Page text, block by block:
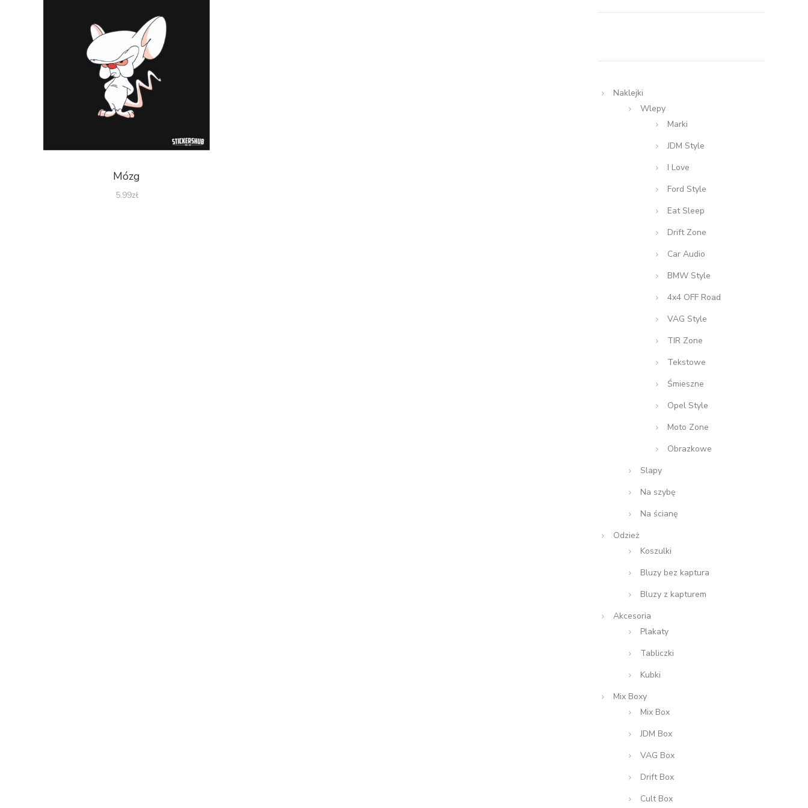
Mózg
5.99zł
Naklejki
Wlepy
Marki
JDM Style
I Love
Ford Style
Eat Sleep
Drift Zone
Car Audio
BMW Style
4x4 OFF Road
VAG Style
TIR Zone
Tekstowe
Śmieszne
Opel Style
Moto Zone
Obrazkowe
Slapy
Na szybę
Na ścianę
Odzież
Koszulki
Bluzy bez kaptura
Bluzy z kapturem
Akcesoria
Plakaty
Tabliczki
Kubki
Mix Boxy
Mix Box
JDM Box
VAG Box
Drift Box
Cult Box